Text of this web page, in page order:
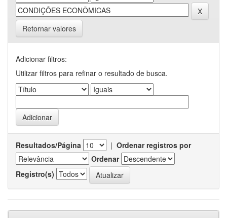
Retornar valores
Adicionar filtros:
Utilizar filtros para refinar o resultado de busca.
Resultados/Página | Ordenar registros por
Ordenar
Registro(s)